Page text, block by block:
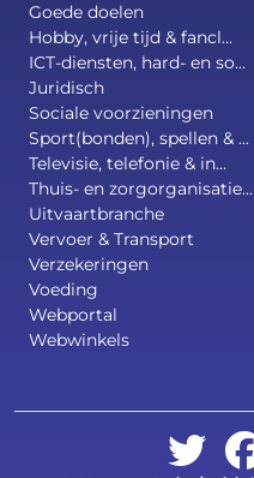
Goede doelen
Hobby, vrije tijd & fancl...
ICT-diensten, hard- en so...
Juridisch
Sociale voorzieningen
Sport(bonden), spellen & ...
Televisie, telefonie & in...
Thuis- en zorgorganisatie...
Uitvaartbranche
Vervoer & Transport
Verzekeringen
Voeding
Webportal
Webwinkels